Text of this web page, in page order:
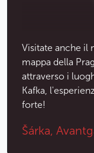
Visitate anche il
mappa della
attraverso i
Kafka,
forte!
Šárka,